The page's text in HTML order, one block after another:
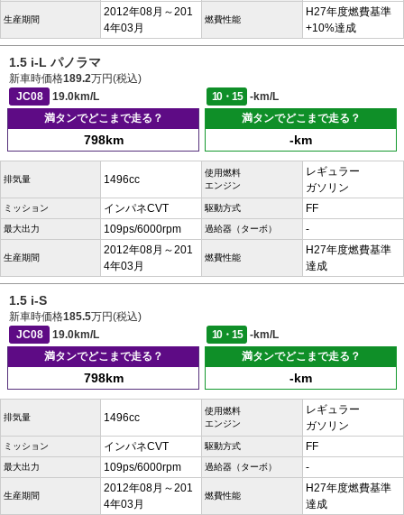
生産期間
2012年08月～201
4年03月
燃費性能
H27年度燃費基準
+10%達成
1.5 i-L パノラマ
新車時価格189.2万円(税込)
JC08
19.0km/L 10・15
-km/L
満タンでどこまで走る？
798km
満タンでどこまで走る？
-km
排気量 1496cc
使用燃料
エンジン
レギュラー
ガソリン
ミッション インパネCVT 駆動方式 FF
最大出力 109ps/6000rpm 過給器（ターボ） -
生産期間
2012年08月～201
4年03月
燃費性能
H27年度燃費基準
達成
1.5 i-S
新車時価格185.5万円(税込)
JC08
19.0km/L 10・15
-km/L
満タンでどこまで走る？
798km
満タンでどこまで走る？
-km
排気量 1496cc
使用燃料
エンジン
レギュラー
ガソリン
ミッション インパネCVT 駆動方式 FF
最大出力 109ps/6000rpm 過給器（ターボ） -
生産期間
2012年08月～201
4年03月
燃費性能
H27年度燃費基準
達成